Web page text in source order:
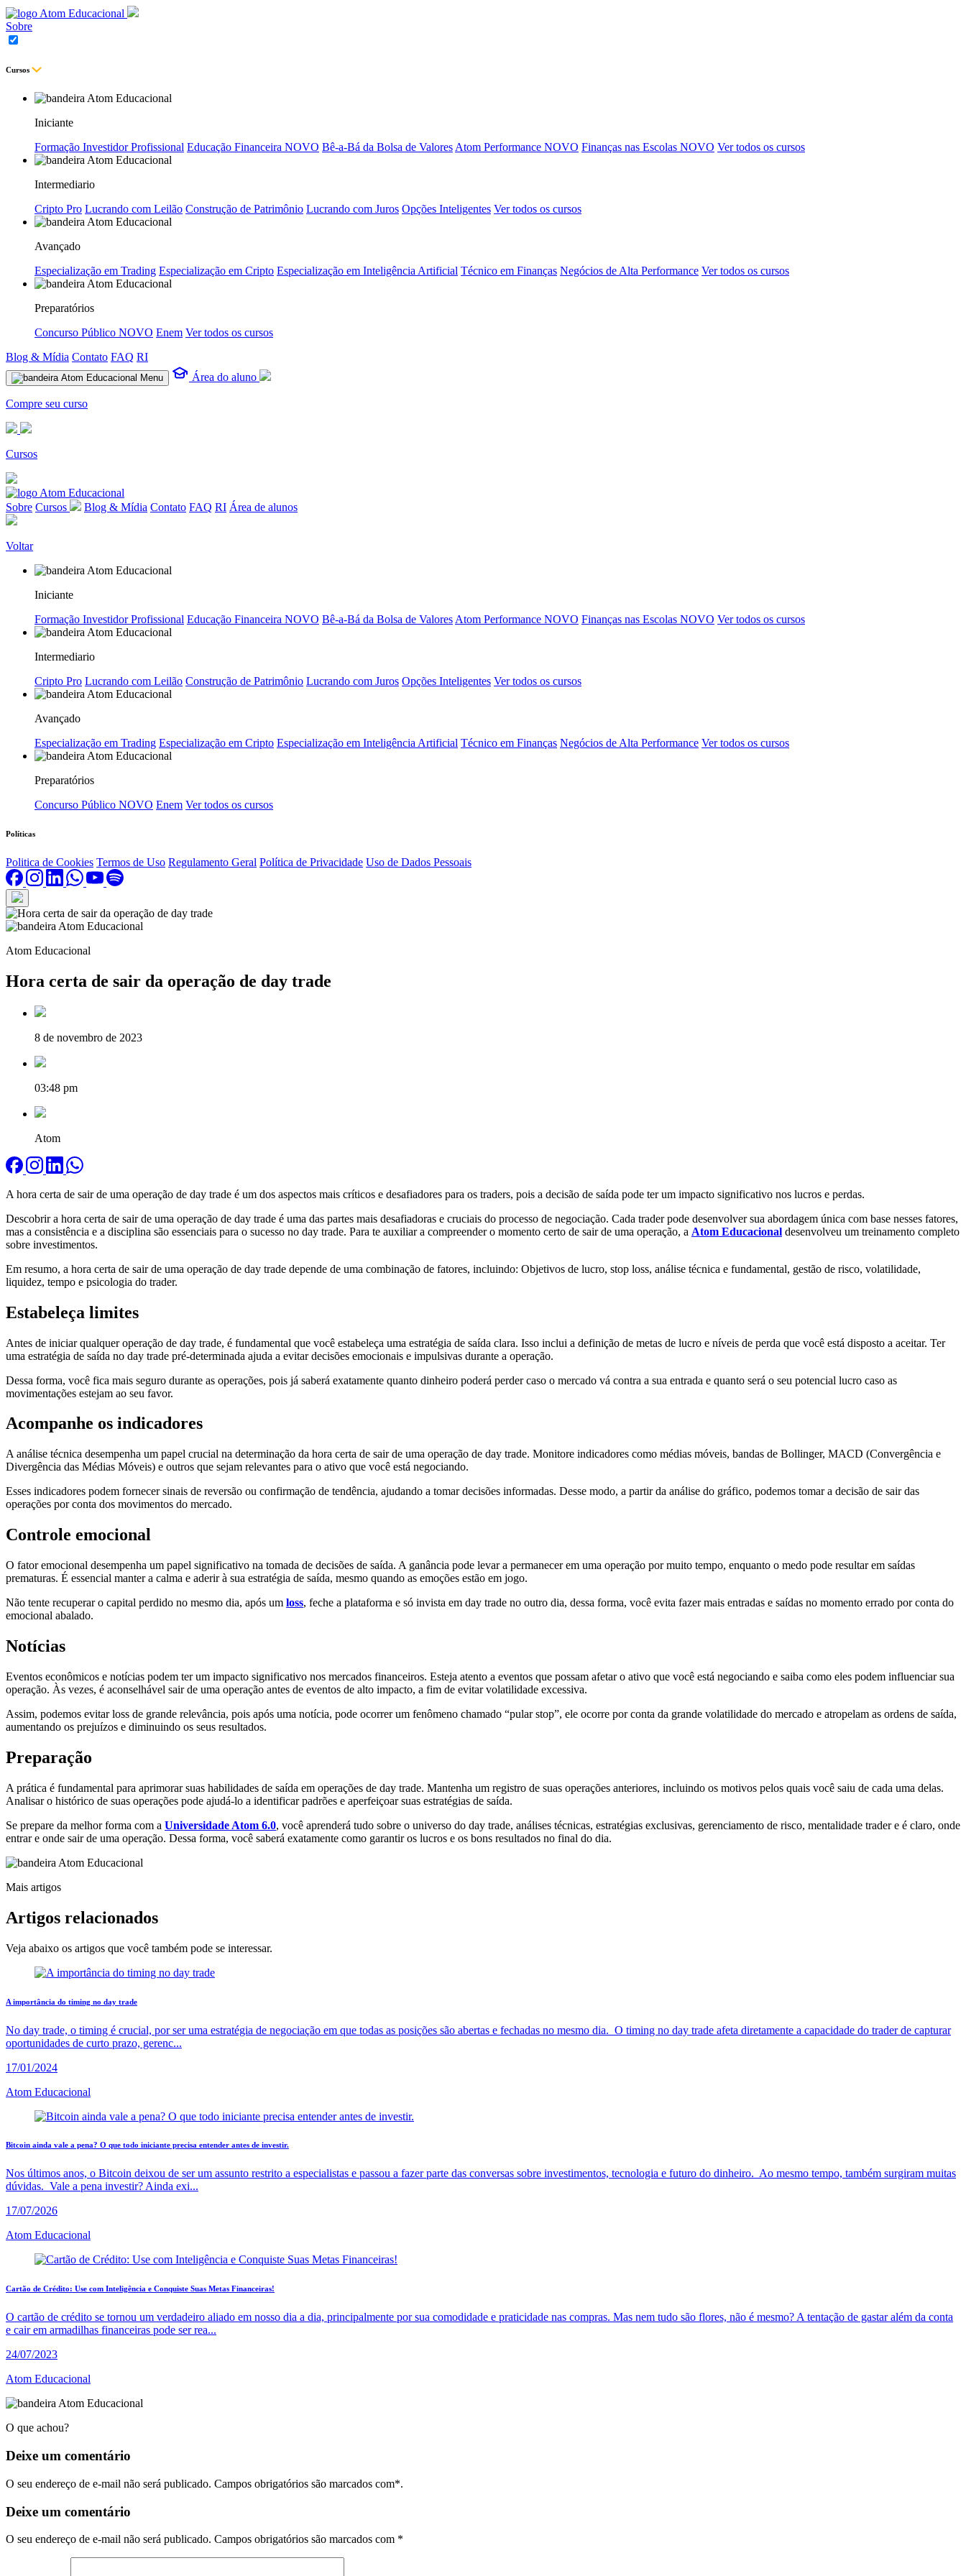
Sobre
Cursos
Iniciante
Formação Investidor Profissional Educação Financeira NOVO Bê-a-Bá da Bolsa de Valores Atom Performance NOVO Finanças nas Escolas NOVO Ver todos os cursos
Intermediario
Cripto Pro Lucrando com Leilão Construção de Patrimônio Lucrando com Juros Opções Inteligentes Ver todos os cursos
Avançado
Especialização em Trading Especialização em Cripto Especialização em Inteligência Artificial Técnico em Finanças Negócios de Alta Performance Ver todos os cursos
Preparatórios
Concurso Público NOVO Enem Ver todos os cursos
Blog & Mídia Contato FAQ RI
Menu Área do aluno
Compre seu curso
Cursos
Sobre Cursos Blog & Mídia Contato FAQ RI Área de alunos
Voltar
Iniciante
Formação Investidor Profissional Educação Financeira NOVO Bê-a-Bá da Bolsa de Valores Atom Performance NOVO Finanças nas Escolas NOVO Ver todos os cursos
Intermediario
Cripto Pro Lucrando com Leilão Construção de Patrimônio Lucrando com Juros Opções Inteligentes Ver todos os cursos
Avançado
Especialização em Trading Especialização em Cripto Especialização em Inteligência Artificial Técnico em Finanças Negócios de Alta Performance Ver todos os cursos
Preparatórios
Concurso Público NOVO Enem Ver todos os cursos
Políticas
Politica de Cookies Termos de Uso Regulamento Geral Política de Privacidade Uso de Dados Pessoais
Atom Educacional
Hora certa de sair da operação de day trade
8 de novembro de 2023
03:48 pm
Atom
A hora certa de sair de uma operação de day trade é um dos aspectos mais críticos e desafiadores para os traders, pois a decisão de saída pode ter um impacto significativo nos lucros e perdas.
Descobrir a hora certa de sair de uma operação de day trade é uma das partes mais desafiadoras e cruciais do processo de negociação. Cada trader pode desenvolver sua abordagem única com base nesses fatores,
mas a consistência e a disciplina são essenciais para o sucesso no day trade. Para te auxiliar a compreender o momento certo de sair de uma operação, a Atom Educacional desenvolveu um treinamento completo
sobre investimentos.
Em resumo, a hora certa de sair de uma operação de day trade depende de uma combinação de fatores, incluindo: Objetivos de lucro, stop loss, análise técnica e fundamental, gestão de risco, volatilidade,
liquidez, tempo e psicologia do trader.
Estabeleça limites
Antes de iniciar qualquer operação de day trade, é fundamental que você estabeleça uma estratégia de saída clara. Isso inclui a definição de metas de lucro e níveis de perda que você está disposto a aceitar. Ter
uma estratégia de saída no day trade pré-determinada ajuda a evitar decisões emocionais e impulsivas durante a operação.
Dessa forma, você fica mais seguro durante as operações, pois já saberá exatamente quanto dinheiro poderá perder caso o mercado vá contra a sua entrada e quanto será o seu potencial lucro caso as
movimentações estejam ao seu favor.
Acompanhe os indicadores
A análise técnica desempenha um papel crucial na determinação da hora certa de sair de uma operação de day trade. Monitore indicadores como médias móveis, bandas de Bollinger, MACD (Convergência e
Divergência das Médias Móveis) e outros que sejam relevantes para o ativo que você está negociando.
Esses indicadores podem fornecer sinais de reversão ou confirmação de tendência, ajudando a tomar decisões informadas. Desse modo, a partir da análise do gráfico, podemos tomar a decisão de sair das
operações por conta dos movimentos do mercado.
Controle emocional
O fator emocional desempenha um papel significativo na tomada de decisões de saída. A ganância pode levar a permanecer em uma operação por muito tempo, enquanto o medo pode resultar em saídas
prematuras. É essencial manter a calma e aderir à sua estratégia de saída, mesmo quando as emoções estão em jogo.
Não tente recuperar o capital perdido no mesmo dia, após um loss, feche a plataforma e só invista em day trade no outro dia, dessa forma, você evita fazer mais entradas e saídas no momento errado por conta do
emocional abalado.
Notícias
Eventos econômicos e notícias podem ter um impacto significativo nos mercados financeiros. Esteja atento a eventos que possam afetar o ativo que você está negociando e saiba como eles podem influenciar sua
operação. Às vezes, é aconselhável sair de uma operação antes de eventos de alto impacto, a fim de evitar volatilidade excessiva.
Assim, podemos evitar loss de grande relevância, pois após uma notícia, pode ocorrer um fenômeno chamado “pular stop”, ele ocorre por conta da grande volatilidade do mercado e atropelam as ordens de saída,
aumentando os prejuízos e diminuindo os seus resultados.
Preparação
A prática é fundamental para aprimorar suas habilidades de saída em operações de day trade. Mantenha um registro de suas operações anteriores, incluindo os motivos pelos quais você saiu de cada uma delas.
Analisar o histórico de suas operações pode ajudá-lo a identificar padrões e aperfeiçoar suas estratégias de saída.
Se prepare da melhor forma com a Universidade Atom 6.0, você aprenderá tudo sobre o universo do day trade, análises técnicas, estratégias exclusivas, gerenciamento de risco, mentalidade trader e é claro, onde
entrar e onde sair de uma operação. Dessa forma, você saberá exatamente como garantir os lucros e os bons resultados no final do dia.
Mais artigos
Artigos relacionados
Veja abaixo os artigos que você também pode se interessar.
A importância do timing no day trade
No day trade, o timing é crucial, por ser uma estratégia de negociação em que todas as posições são abertas e fechadas no mesmo dia. O timing no day trade afeta diretamente a capacidade do trader de capturar
oportunidades de curto prazo, gerenc...
17/01/2024
Atom Educacional
Bitcoin ainda vale a pena? O que todo iniciante precisa entender antes de investir.
Nos últimos anos, o Bitcoin deixou de ser um assunto restrito a especialistas e passou a fazer parte das conversas sobre investimentos, tecnologia e futuro do dinheiro. Ao mesmo tempo, também surgiram muitas
dúvidas. Vale a pena investir? Ainda exi...
17/07/2026
Atom Educacional
Cartão de Crédito: Use com Inteligência e Conquiste Suas Metas Financeiras!
O cartão de crédito se tornou um verdadeiro aliado em nosso dia a dia, principalmente por sua comodidade e praticidade nas compras. Mas nem tudo são flores, não é mesmo? A tentação de gastar além da conta
e cair em armadilhas financeiras pode ser rea...
24/07/2023
Atom Educacional
O que achou?
Deixe um comentário
O seu endereço de e-mail não será publicado. Campos obrigatórios são marcados com*.
Deixe um comentário
O seu endereço de e-mail não será publicado. Campos obrigatórios são marcados com *